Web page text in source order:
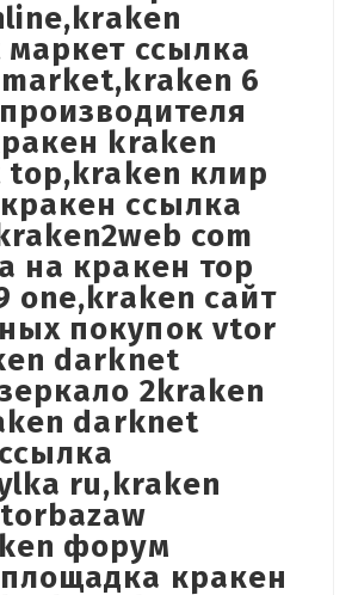
ссылка
6
kraken
клир
ссылка
com
на кракен тор
one,kraken сайт
покупок vtor
darknet
2kraken
darknet
ru,kraken
форум
кракен